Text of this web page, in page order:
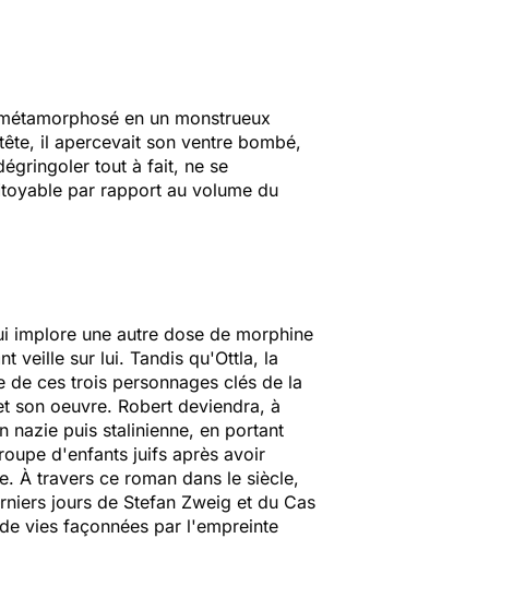
en un monstrueux
il apercevait son ventre bombé,
tout à fait, ne se
par rapport au volume du
implore une autre dose de morphine
veille sur lui. Tandis qu'Ottla, la
ces trois personnages clés de la
son oeuvre. Robert deviendra, à
nazie puis stalinienne, en portant
d'enfants juifs après avoir
À travers ce roman dans le siècle,
jours de Stefan Zweig et du Cas
vies façonnées par l'empreinte